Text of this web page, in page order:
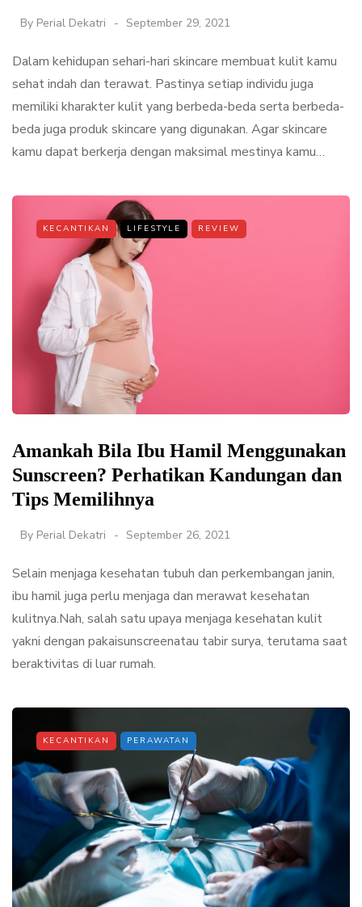
By Perial Dekatri September 29, 2021
Dalam kehidupan sehari-hari skincare membuat kulit kamu
sehat indah dan terawat. Pastinya setiap individu juga
memiliki kharakter kulit yang berbeda-beda serta berbeda-
beda juga produk skincare yang digunakan. Agar skincare
kamu dapat berkerja dengan maksimal mestinya kamu…
KECANTIKAN LIFESTYLE REVIEW
Amankah Bila Ibu Hamil Menggunakan
Sunscreen? Perhatikan Kandungan dan
Tips Memilihnya
By Perial Dekatri September 26, 2021
Selain menjaga kesehatan tubuh dan perkembangan janin,
ibu hamil juga perlu menjaga dan merawat kesehatan
kulitnya.Nah, salah satu upaya menjaga kesehatan kulit
yakni dengan pakaisunscreenatau tabir surya, terutama saat
beraktivitas di luar rumah.
KECANTIKAN PERAWATAN